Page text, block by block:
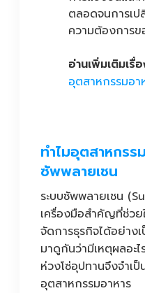
ตลอดจนการเ
ความต้องการข
อ่านเพิ่มเติมเรื่
อุตสาหกรรมอา
ทำไมอุตสาหกรร
ซัพพลายเชน
ระบบซัพพลายเชน
เครื่องมือสำคัญที่ช่วย
จัดการธุรกิจได้อย่าง
มาดูกันว่ามีเหตุผลอะไ
ห่วงโซ่อุปทานจึงจำเ
อุตสาหกรรมอาหาร